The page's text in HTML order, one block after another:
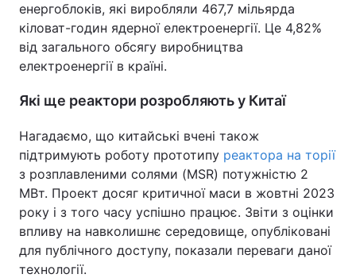
енергоблоків, які виробляли 467,7 мільярда
кіловат-годин ядерної електроенергії. Це 4,82%
від загального обсягу виробництва
електроенергії в країні.
Які ще реактори розробляють у Китаї
Нагадаємо, що китайські вчені також
підтримують роботу прототипу реактора на торії
з розплавленими солями (MSR) потужністю 2
МВт. Проект досяг критичної маси в жовтні 2023
року і з того часу успішно працює. Звіти з оцінки
впливу на навколишнє середовище, опубліковані
для публічного доступу, показали переваги даної
технології.